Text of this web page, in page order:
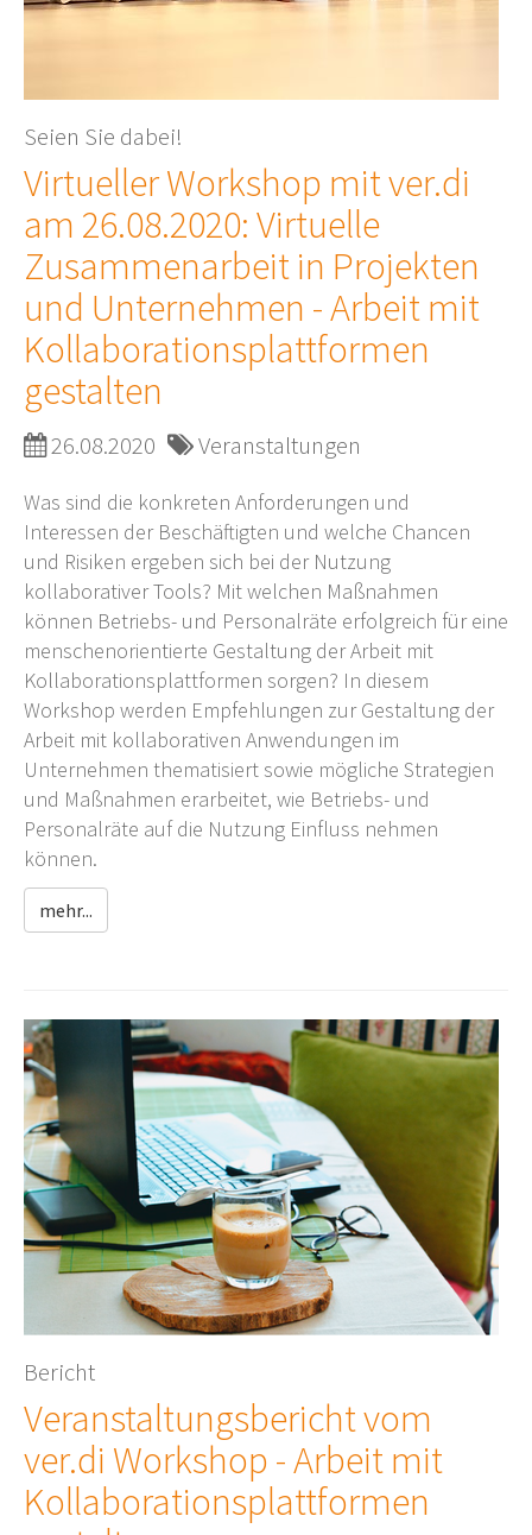
Seien Sie dabei!
Virtueller Workshop mit ver.di
am 26.08.2020: Virtuelle
Zusammenarbeit in Projekten
und Unternehmen - Arbeit mit
Kollaborationsplattformen
gestalten
26.08.2020 Veranstaltungen
Was sind die konkreten Anforderungen und
Interessen der Beschäftigten und welche Chancen
und Risiken ergeben sich bei der Nutzung
kollaborativer Tools? Mit welchen Maßnahmen
können Betriebs- und Personalräte erfolgreich für eine
menschenorientierte Gestaltung der Arbeit mit
Kollaborationsplattformen sorgen? In diesem
Workshop werden Empfehlungen zur Gestaltung der
Arbeit mit kollaborativen Anwendungen im
Unternehmen thematisiert sowie mögliche Strategien
und Maßnahmen erarbeitet, wie Betriebs- und
Personalräte auf die Nutzung Einfluss nehmen
können.
mehr...
Bericht
Veranstaltungsbericht vom
ver.di Workshop - Arbeit mit
Kollaborationsplattformen